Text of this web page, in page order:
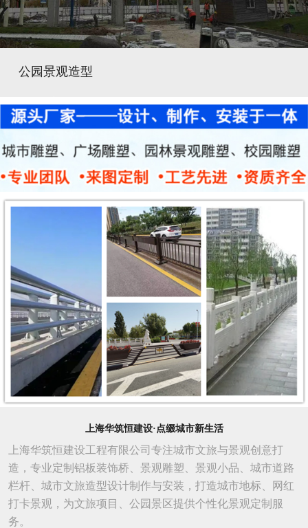
公园景观造型
上海华筑恒建设·点缀城市新生活
上海华筑恒建设工程有限公司专注城市文旅与景观创意打
造，专业定制铝板装饰桥、景观雕塑、景观小品、城市道路
栏杆、城市文旅造型设计制作与安装，打造城市地标、网红
打卡景观，为文旅项目、公园景区提供个性化景观定制服
务。